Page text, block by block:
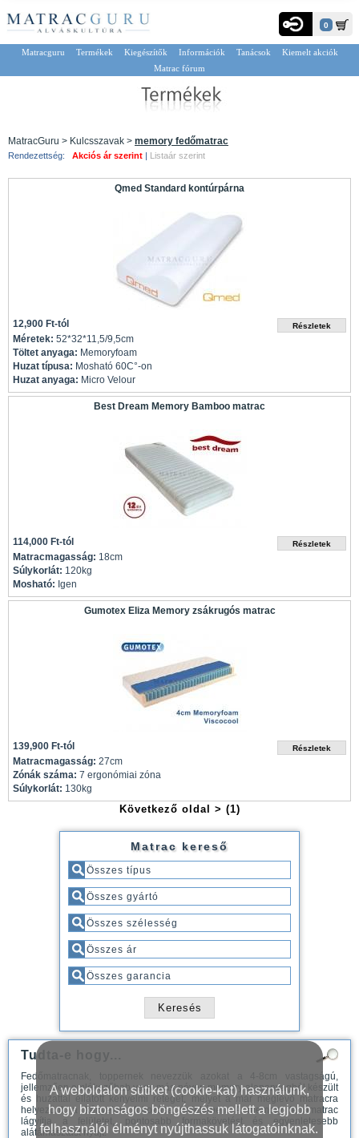
A weboldalon sütiket (cookie-kat) használunk,
hogy biztonságos böngészés mellett a legjobb
felhasználói élményt nyújthassuk látogatóinknak.
0
Matracguru Termékek Kiegészítők Információk Tanácsok
Kiemelt akciók
Matrac fórum
MatracGuru > Kulcsszavak > memory fedőmatrac
Rendezettség: Akciós ár szerint | Listaár szerint
Qmed Standard kontúrpárna
12,900 Ft-tól
Méretek: 52*32*11,5/9,5cm
Töltet anyaga: Memoryfoam
Huzat típusa: Mosható 60C°-on
Huzat anyaga: Micro Velour
Best Dream Memory Bamboo matrac
114,000 Ft-tól
Matracmagasság: 18cm
Súlykorlát: 120kg
Mosható: Igen
Gumotex Eliza Memory zsákrugós matrac
139,900 Ft-tól
Matracmagasság: 27cm
Zónák száma: 7 ergonómiai zóna
Súlykorlát: 130kg
Következő oldal > (1)
Matrac kereső
Tudta-e hogy...
Fedőmatracnak, toppernek nevezzük azokat a 4-8cm vastagságú,
jellemzően emlékezőhab vagy más néven memory alapanyagból készült
és huzattal ellátott kényelmi réteget, melyet a már meglévő matracra
helyezünk a kényelem fokozása érdekében. A memory fedőmatrac
lágyítja a felületet, pontosabb formakövetést és egyenletesebb
alátámasztást nyújt.